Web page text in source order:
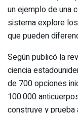
un ejemplo de una
sistema explore
que pueden
Según publicó la
ciencia
de 700 opciones
100.000
construye y